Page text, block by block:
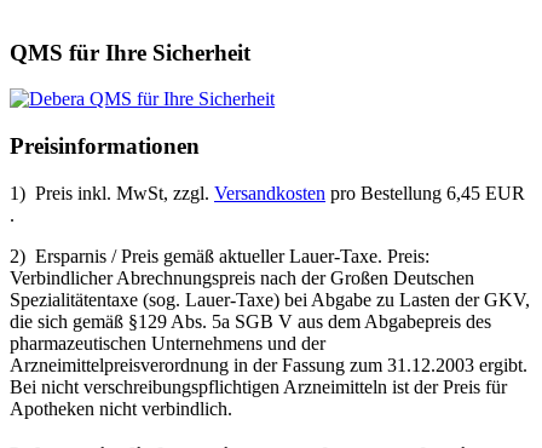
QMS für Ihre Sicherheit
Preisinformationen
1) Preis inkl. MwSt, zzgl. Versandkosten pro Bestellung 6,45 EUR
.
2) Ersparnis / Preis gemäß aktueller Lauer-Taxe. Preis:
Verbindlicher Abrechnungspreis nach der Großen Deutschen
Spezialitätentaxe (sog. Lauer-Taxe) bei Abgabe zu Lasten der GKV,
die sich gemäß §129 Abs. 5a SGB V aus dem Abgabepreis des
pharmazeutischen Unternehmens und der
Arzneimittelpreisverordnung in der Fassung zum 31.12.2003 ergibt.
Bei nicht verschreibungspflichtigen Arzneimitteln ist der Preis für
Apotheken nicht verbindlich.